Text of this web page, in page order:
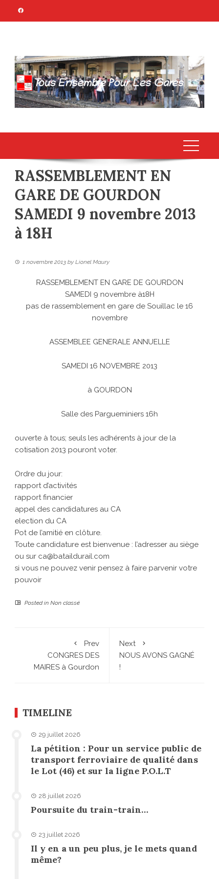
TOUS ENSEMBLE
POUR LES GARES
Association Citoyenne
RASSEMBLEMENT EN
GARE DE GOURDON
SAMEDI 9 novembre 2013
à 18H
1 novembre 2013 by Lionel Maury
RASSEMBLEMENT EN GARE DE GOURDON
SAMEDI 9 novembre à18H
pas de rassemblement en gare de Souillac le 16
novembre
ASSEMBLEE GENERALE ANNUELLE
SAMEDI 16 NOVEMBRE 2013
à GOURDON
Salle des Pargueminiers 16h
ouverte à tous; seuls les adhérents à jour de la
cotisation 2013 pouront voter.
Ordre du jour:
rapport d’activités
rapport financier
appel des candidatures au CA
election du CA
Pot de l’amitié en clôture.
Toute candidature est bienvenue : l’adresser au siège
ou sur ca@bataildurail.com
si vous ne pouvez venir pensez à faire parvenir votre
pouvoir
Posted in Non classé
Prev
CONGRES DES
MAIRES à Gourdon
Next
NOUS AVONS GAGNÉ
!
TIMELINE
29 juillet 2026
La pétition : Pour un service public de
transport ferroviaire de qualité dans
le Lot (46) et sur la ligne P.O.L.T
28 juillet 2026
Poursuite du train-train…
23 juillet 2026
Il y en a un peu plus, je le mets quand
même?